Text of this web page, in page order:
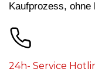
Kaufprozess, ohne
24h- Service